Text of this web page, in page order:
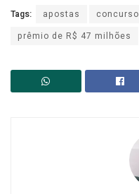
Tags: apostas concurso
prêmio de R$ 47 milhões